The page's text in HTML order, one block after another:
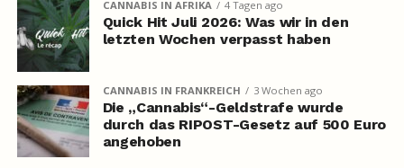
CANNABIS IN AFRIKA 4 Tagen ago
Quick Hit Juli 2026: Was wir in den
letzten Wochen verpasst haben
CANNABIS IN FRANKREICH 3 Wochen ago
Die „Cannabis“-Geldstrafe wurde
durch das RIPOST-Gesetz auf 500 Euro
angehoben